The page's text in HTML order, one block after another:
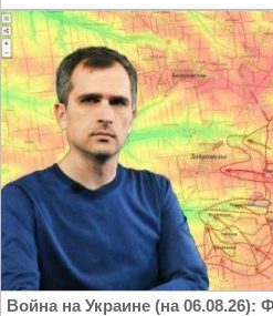
Война на Украине (на 06.08.26):